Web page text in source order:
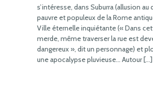
s’intéresse, dans Suburra (allusion au
pauvre et populeux de la Rome
Ville éternelle inquiétante (« Dans
merde, même traverser la rue est
dangereux », dit un personnage) et
une apocalypse pluvieuse… Autour […]